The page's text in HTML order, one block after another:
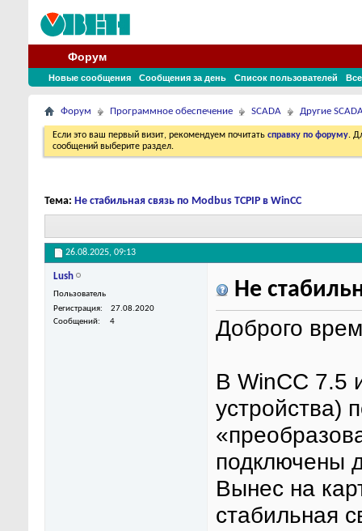
Форум
Новые сообщения Сообщения за день Список пользователей
Форум Программное обеспечение SCADA Другие
Если это ваш первый визит, рекомендуем почитать справку по форуму.
сообщений выберите раздел.
Тема: Не стабильная связь по Modbus TCPIP в WinCC
26.08.2025, 09:13
Lush
Пользователь
Регистрация
27.08.2020
Сообщений
4
Не
Доброго
В WinCC 7.5
устройства)
подключены
Вынес на
стабильная